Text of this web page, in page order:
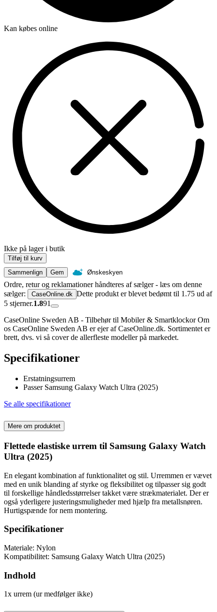
Kan købes online
Ikke på lager i butik
Tilføj til kurv
Sammenlign
Gem Ønskeskyen
Ordre, retur og reklamationer håndteres af sælger - læs om denne
sælger:
CaseOnline.dk Dette produkt er blevet bedømt til 1.75 ud af
5 stjerner.1.891
CaseOnline Sweden AB - Tilbehør til Mobiler & Smartklockor Om
os CaseOnline Sweden AB er ejer af CaseOnline.dk. Sortimentet er
brett, dvs. vi så cover de allerfleste modeller på markedet.
Specifikationer
Erstatningsurrem
Passer Samsung Galaxy Watch Ultra (2025)
Se alle specifikationer
Mere om produktet
Flettede elastiske urrem til Samsung Galaxy Watch
Ultra (2025)
En elegant kombination af funktionalitet og stil. Urremmen er vævet
med en unik blanding af styrke og fleksibilitet og tilpasser sig godt
til forskellige håndledsstørrelser takket være strækmaterialet. Der er
også yderligere justeringsmuligheder med hjælp fra metallsnøren.
Hurtigspænde for nem montering.
Specifikationer
Materiale: Nylon
Kompatibilitet: Samsung Galaxy Watch Ultra (2025)
Indhold
1x urrem (ur medfølger ikke)